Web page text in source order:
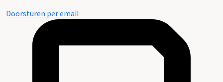
Doorsturen per email